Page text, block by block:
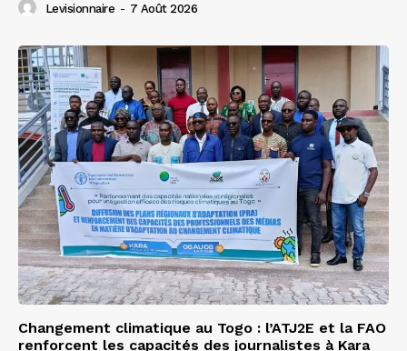
Levisionnaire - 7 Août 2026
Changement climatique au Togo : l’ATJ2E et la FAO
renforcent les capacités des journalistes à Kara